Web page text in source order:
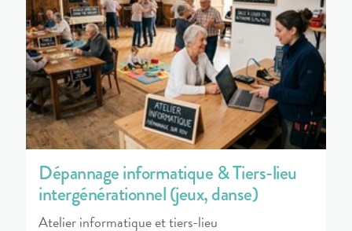
Dépannage informatique & Tiers-lieu
intergénérationnel (jeux, danse)
Atelier informatique et tiers-lieu